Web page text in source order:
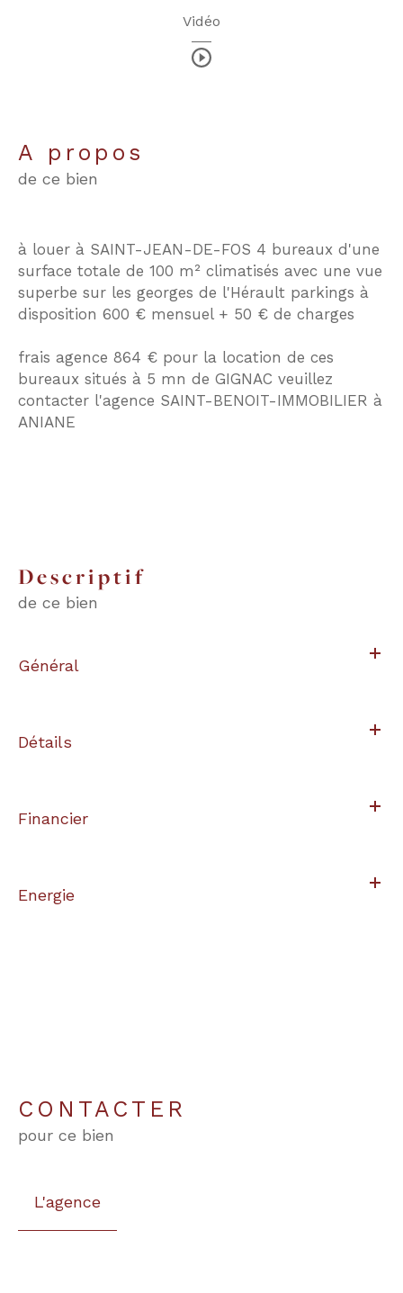
Vidéo
a propos
de ce bien
à louer à SAINT-JEAN-DE-FOS 4 bureaux d'une
surface totale de 100 m² climatisés avec une vue
superbe sur les georges de l'Hérault parkings à
disposition 600 € mensuel + 50 € de charges
frais agence 864 € pour la location de ces
bureaux situés à 5 mn de GIGNAC veuillez
contacter l'agence SAINT-BENOIT-IMMOBILIER à
ANIANE
descriptif
de ce bien
Général
Détails
Financier
Energie
CONTACTER
pour ce bien
L'agence